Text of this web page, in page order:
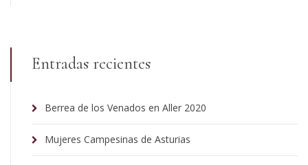
Entradas recientes
Berrea de los Venados en Aller 2020
Mujeres Campesinas de Asturias